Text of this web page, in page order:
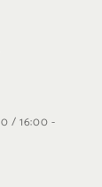
/ 16:00 -